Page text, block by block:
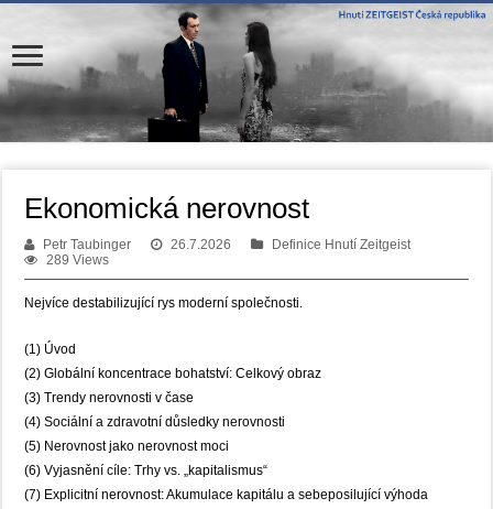
Ekonomická nerovnost
Petr Taubinger 26.7.2026
Definice Hnutí Zeitgeist
289 Views
Nejvíce destabilizující rys moderní společnosti.
(1) Úvod
(2) Globální koncentrace bohatství: Celkový obraz
(3) Trendy nerovnosti v čase
(4) Sociální a zdravotní důsledky nerovnosti
(5) Nerovnost jako nerovnost moci
(6) Vyjasnění cíle: Trhy vs. „kapitalismus“
(7) Explicitní nerovnost: Akumulace kapitálu a sebeposilující výhoda